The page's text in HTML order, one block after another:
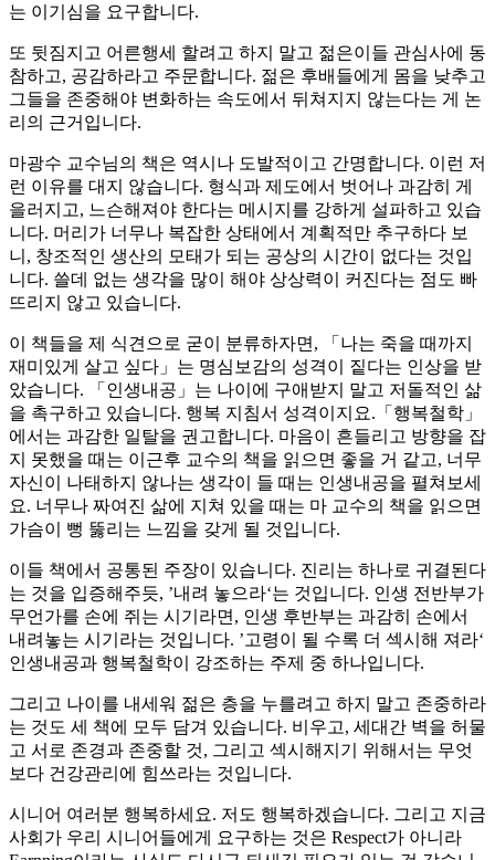
는 이기심을 요구합니다.
또 뒷짐지고 어른행세 할려고 하지 말고 젊은이들 관심사에 동
참하고, 공감하라고 주문합니다. 젊은 후배들에게 몸을 낮추고
그들을 존중해야 변화하는 속도에서 뒤쳐지지 않는다는 게 논
리의 근거입니다.
마광수 교수님의 책은 역시나 도발적이고 간명합니다. 이런 저
런 이유를 대지 않습니다. 형식과 제도에서 벗어나 과감히 게
을러지고, 느슨해져야 한다는 메시지를 강하게 설파하고 있습
니다. 머리가 너무나 복잡한 상태에서 계획적만 추구하다 보
니, 창조적인 생산의 모태가 되는 공상의 시간이 없다는 것입
니다. 쓸데 없는 생각을 많이 해야 상상력이 커진다는 점도 빠
뜨리지 않고 있습니다.
이 책들을 제 식견으로 굳이 분류하자면, 「나는 죽을 때까지
재미있게 살고 싶다」는 명심보감의 성격이 짙다는 인상을 받
았습니다. 「인생내공」는 나이에 구애받지 말고 저돌적인 삶
을 촉구하고 있습니다. 행복 지침서 성격이지요.「행복철학」
에서는 과감한 일탈을 권고합니다. 마음이 흔들리고 방향을 잡
지 못했을 때는 이근후 교수의 책을 읽으면 좋을 거 같고, 너무
자신이 나태하지 않나는 생각이 들 때는 인생내공을 펼쳐보세
요. 너무나 짜여진 삶에 지쳐 있을 때는 마 교수의 책을 읽으면
가슴이 뻥 뚫리는 느낌을 갖게 될 것입니다.
이들 책에서 공통된 주장이 있습니다. 진리는 하나로 귀결된다
는 것을 입증해주듯, ’내려 놓으라‘는 것입니다. 인생 전반부가
무언가를 손에 쥐는 시기라면, 인생 후반부는 과감히 손에서
내려놓는 시기라는 것입니다. ’고령이 될 수록 더 섹시해 져라‘
인생내공과 행복철학이 강조하는 주제 중 하나입니다.
그리고 나이를 내세워 젊은 층을 누를려고 하지 말고 존중하라
는 것도 세 책에 모두 담겨 있습니다. 비우고, 세대간 벽을 허물
고 서로 존경과 존중할 것, 그리고 섹시해지기 위해서는 무엇
보다 건강관리에 힘쓰라는 것입니다.
시니어 여러분 행복하세요. 저도 행복하겠습니다. 그리고 지금
사회가 우리 시니어들에게 요구하는 것은 Respect가 아니라